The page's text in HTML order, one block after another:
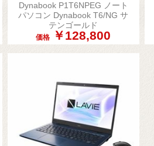
Dynabook P1T6NPEG ノート
パソコン Dynabook T6/NG サ
テンゴールド
価格 ￥128,800
簡易表示